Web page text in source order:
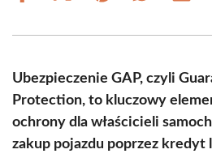
(Twitter)
Ubezpieczenie GAP, czyli
Protection, to kluczowy
ochrony dla właścicieli
zakup pojazdu poprzez kredyt